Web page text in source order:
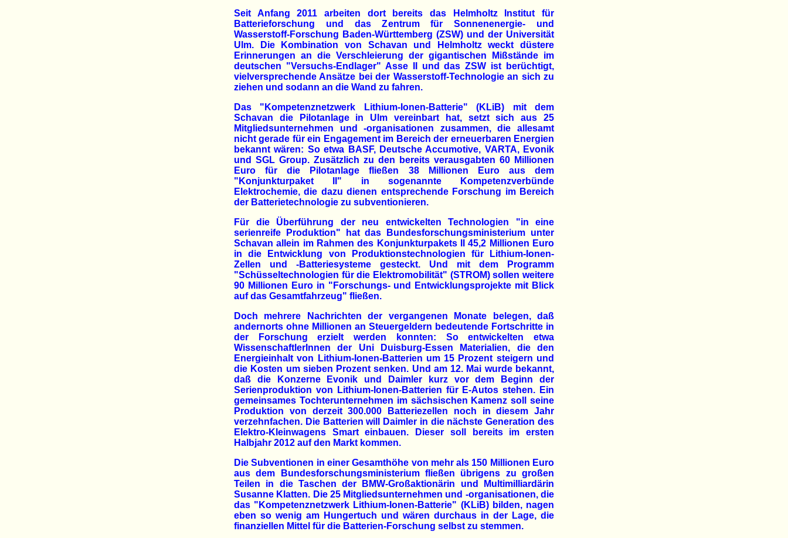
Seit Anfang 2011 arbeiten dort bereits das Helmholtz Institut für
Batterieforschung und das Zentrum für Sonnenenergie- und
Wasserstoff-Forschung Baden-Württemberg (ZSW) und der Universität
Ulm. Die Kombination von Schavan und Helmholtz weckt düstere
Erinnerungen an die Verschleierung der gigantischen Mißstände im
deutschen "Versuchs-Endlager" Asse II und das ZSW ist berüchtigt,
vielversprechende Ansätze bei der Wasserstoff-Technologie an sich zu
ziehen und sodann an die Wand zu fahren.
Das "Kompetenznetzwerk Lithium-Ionen-Batterie" (KLiB) mit dem
Schavan die Pilotanlage in Ulm vereinbart hat, setzt sich aus 25
Mitgliedsunternehmen und -organisationen zusammen, die allesamt
nicht gerade für ein Engagement im Bereich der erneuerbaren Energien
bekannt wären: So etwa BASF, Deutsche Accumotive, VARTA, Evonik
und SGL Group. Zusätzlich zu den bereits verausgabten 60 Millionen
Euro für die Pilotanlage fließen 38 Millionen Euro aus dem
"Konjunkturpaket II" in sogenannte Kompetenzverbünde
Elektrochemie, die dazu dienen entsprechende Forschung im Bereich
der Batterietechnologie zu subventionieren.
Für die Überführung der neu entwickelten Technologien "in eine
serienreife Produktion" hat das Bundesforschungsministerium unter
Schavan allein im Rahmen des Konjunkturpakets II 45,2 Millionen Euro
in die Entwicklung von Produktionstechnologien für Lithium-Ionen-
Zellen und -Batteriesysteme gesteckt. Und mit dem Programm
"Schüsseltechnologien für die Elektromobilität" (STROM) sollen weitere
90 Millionen Euro in "Forschungs- und Entwicklungsprojekte mit Blick
auf das Gesamtfahrzeug" fließen.
Doch mehrere Nachrichten der vergangenen Monate belegen, daß
andernorts ohne Millionen an Steuergeldern bedeutende Fortschritte in
der Forschung erzielt werden konnten: So entwickelten etwa
WissenschaftlerInnen der Uni Duisburg-Essen Materialien, die den
Energieinhalt von Lithium-Ionen-Batterien um 15 Prozent steigern und
die Kosten um sieben Prozent senken. Und am 12. Mai wurde bekannt,
daß die Konzerne Evonik und Daimler kurz vor dem Beginn der
Serienproduktion von Lithium-Ionen-Batterien für E-Autos stehen. Ein
gemeinsames Tochterunternehmen im sächsischen Kamenz soll seine
Produktion von derzeit 300.000 Batteriezellen noch in diesem Jahr
verzehnfachen. Die Batterien will Daimler in die nächste Generation des
Elektro-Kleinwagens Smart einbauen. Dieser soll bereits im ersten
Halbjahr 2012 auf den Markt kommen.
Die Subventionen in einer Gesamthöhe von mehr als 150 Millionen Euro
aus dem Bundesforschungsministerium fließen übrigens zu großen
Teilen in die Taschen der BMW-Großaktionärin und Multimilliardärin
Susanne Klatten. Die 25 Mitgliedsunternehmen und -organisationen, die
das "Kompetenznetzwerk Lithium-Ionen-Batterie" (KLiB) bilden, nagen
eben so wenig am Hungertuch und wären durchaus in der Lage, die
finanziellen Mittel für die Batterien-Forschung selbst zu stemmen.